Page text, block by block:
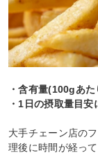
・含有量(100gあ
・1日の摂取量目
大手チェーン店の
理後に時間が経っ